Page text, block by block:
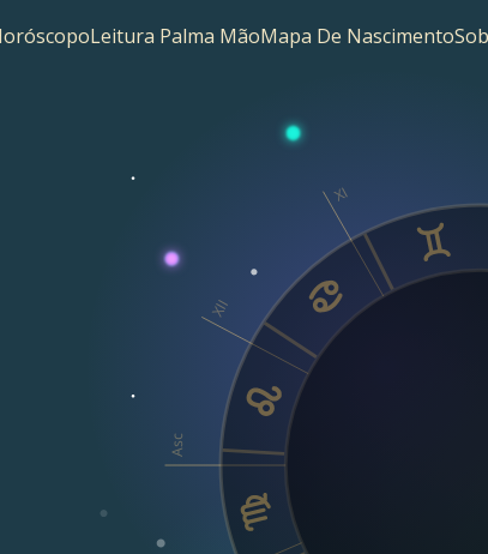
Leitura Palma MãoMapa De Nascimento
Asc
XI
XII